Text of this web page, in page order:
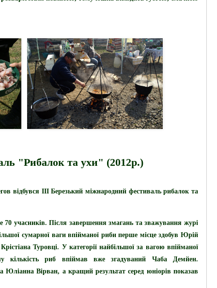
"Рибалок та ухи" (2012р.)
відбувся ІІІБерезький міжнародний фестиваль рибалок та
70 учасників. Після завершення змагань та зважування журі
сумарної ваги впійманої риби перше місце здобув Юрій
Туровці. У категорії найбільшої за вагою впійманої
кількість риб впіймав вже згадуваний Чаба Демйен.
Юліанна Вірван, а кращий результат серед юніорів показав